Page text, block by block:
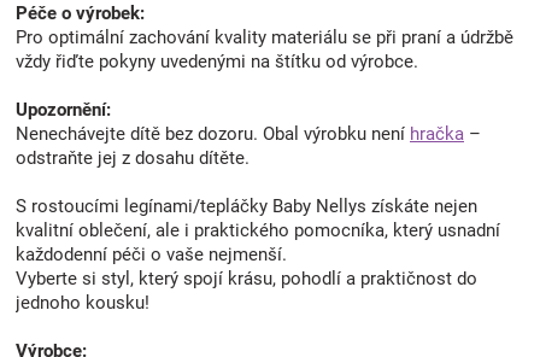
Péče o výrobek:
Pro optimální zachování kvality materiálu se při praní a údržbě
vždy řiďte pokyny uvedenými na štítku od výrobce.
Upozornění:
Nenechávejte dítě bez dozoru. Obal výrobku není hračka –
odstraňte jej z dosahu dítěte.
S rostoucími legínami/tepláčky Baby Nellys získáte nejen
kvalitní oblečení, ale i praktického pomocníka, který usnadní
každodenní péči o vaše nejmenší.
Vyberte si styl, který spojí krásu, pohodlí a praktičnost do
jednoho kousku!
Výrobce: